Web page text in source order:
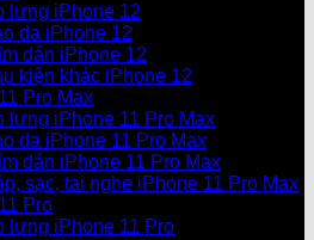
lưng iPhone 12
da iPhone 12
dán iPhone 12
kiện khác iPhone 12
Pro Max
lưng iPhone 11 Pro Max
da iPhone 11 Pro Max
dán iPhone 11 Pro Max
sạc, tai nghe iPhone 11 Pro Max
Pro
lưng iPhone 11 Pro